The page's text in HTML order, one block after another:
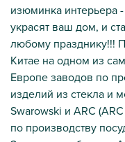
изюминка интерьера
украсят ваш дом, и
любому празднику!!!
Китае на одном из
Европе заводов по
изделий из стекла и
Swarowski и ARC
по производству